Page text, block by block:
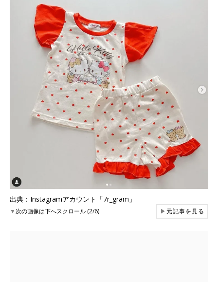
出典：Instagramアカウント「7r_gram」
▼次の画像は下へスクロール (2/6) ▶元記事を見る